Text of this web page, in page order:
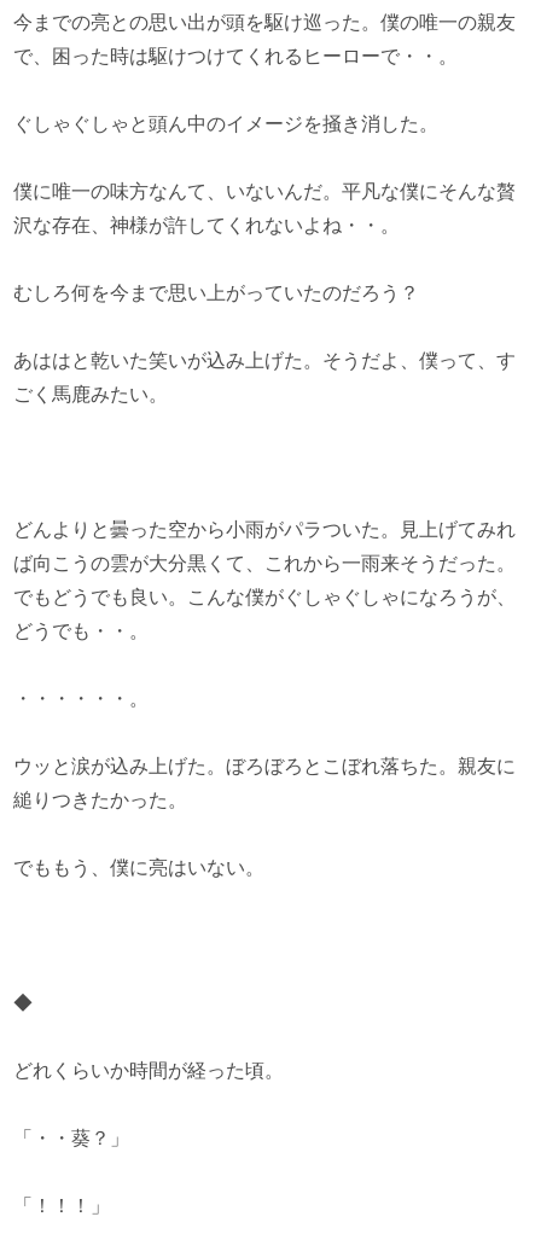
今までの亮との思い出が頭を駆け巡った。僕の唯一の親友
で、困った時は駆けつけてくれるヒーローで・・。
ぐしゃぐしゃと頭ん中のイメージを掻き消した。
僕に唯一の味方なんて、いないんだ。平凡な僕にそんな贅
沢な存在、神様が許してくれないよね・・。
むしろ何を今まで思い上がっていたのだろう？
あははと乾いた笑いが込み上げた。そうだよ、僕って、す
ごく馬鹿みたい。
どんよりと曇った空から小雨がパラついた。見上げてみれ
ば向こうの雲が大分黒くて、これから一雨来そうだった。
でもどうでも良い。こんな僕がぐしゃぐしゃになろうが、
どうでも・・。
・・・・・・。
ウッと涙が込み上げた。ぼろぼろとこぼれ落ちた。親友に
縋りつきたかった。
でももう、僕に亮はいない。
◆
どれくらいか時間が経った頃。
「・・葵？」
「！！！」